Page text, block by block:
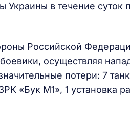
в течение суток
Российской
осуществляя
потери: 7
«Бук М1», 1 установка